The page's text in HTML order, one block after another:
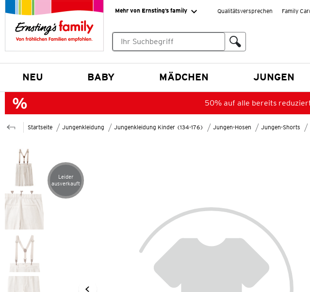
Mehr von Ernsting’s family Qualitätsversprechen Family
NEU BABY MÄDCHEN JUNGEN
50% auf alle bereits
Startseite Jungenkleidung Jungenkleidung Kinder (134-176) Jungen-Hosen Jungen-Shorts
Artikel leider ausverkauft
Leider
ausverkauft